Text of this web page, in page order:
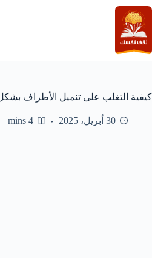
التجاوز
إلى
المحتوى
كيفية التغلب على تنميل الأطراف
30 أبريل، 2025 4 mins